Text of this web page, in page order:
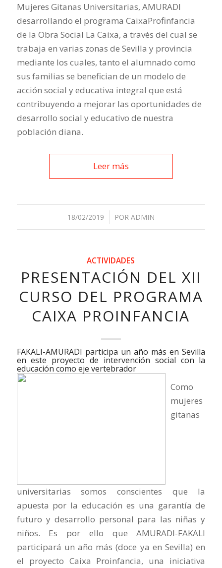
Mujeres Gitanas Universitarias, AMURADI
desarrollando el programa CaixaProfinfancia
de la Obra Social La Caixa, a través del cual se
trabaja en varias zonas de Sevilla y provincia
mediante los cuales, tanto el alumnado como
sus familias se benefician de un modelo de
acción social y educativa integral que está
contribuyendo a mejorar las oportunidades de
desarrollo social y educativo de nuestra
población diana.
Leer más
18/02/2019
/ POR ADMIN
ACTIVIDADES
PRESENTACIÓN DEL XII
CURSO DEL PROGRAMA
CAIXA PROINFANCIA
FAKALI-AMURADI participa un año más en Sevilla
en este proyecto de intervención social con la
educación como eje vertebrador
Como
mujeres
gitanas
universitarias somos conscientes que la
apuesta por la educación es una garantía de
futuro y desarrollo personal para las niñas y
niños. Es por ello que AMURADI-FAKALI
participará un año más (doce ya en Sevilla) en
el proyecto Caixa Proinfancia, una iniciativa